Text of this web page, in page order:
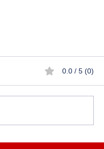
0.0 / 5 (0)